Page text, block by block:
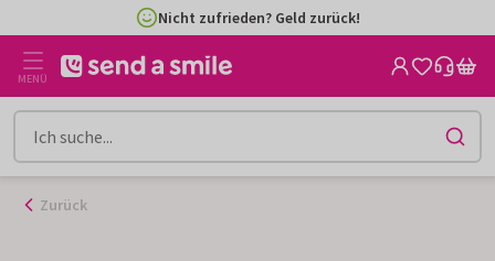
Inhalt
gehen
MENÜ
Zurück